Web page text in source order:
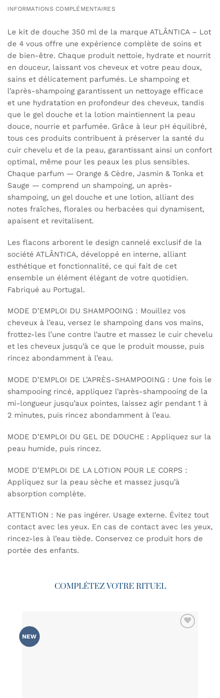
INFORMATIONS COMPLÉMENTAIRES
Le kit de douche 350 ml de la marque ATLÂNTICA – Lot
de 4 vous offre une expérience complète de soins et
de bien-être. Chaque produit nettoie, hydrate et nourrit
en douceur, laissant vos cheveux et votre peau doux,
sains et délicatement parfumés. Le shampoing et
l’après-shampoing garantissent un nettoyage efficace
et une hydratation en profondeur des cheveux, tandis
que le gel douche et la lotion maintiennent la peau
douce, nourrie et parfumée. Grâce à leur pH équilibré,
tous ces produits contribuent à préserver la santé du
cuir chevelu et de la peau, garantissant ainsi un confort
optimal, même pour les peaux les plus sensibles.
Chaque parfum — Orange & Cèdre, Jasmin & Tonka et
Sauge — comprend un shampoing, un après-
shampoing, un gel douche et une lotion, alliant des
notes fraîches, florales ou herbacées qui dynamisent,
apaisent et revitalisent.
Les flacons arborent le design cannelé exclusif de la
société ATLÂNTICA, développé en interne, alliant
esthétique et fonctionnalité, ce qui fait de cet
ensemble un élément élégant de votre quotidien.
Fabriqué au Portugal.
MODE D’EMPLOI DU SHAMPOOING : Mouillez vos
cheveux à l’eau, versez le shampoing dans vos mains,
frottez-les l’une contre l’autre et massez le cuir chevelu
et les cheveux jusqu’à ce que le produit mousse, puis
rincez abondamment à l’eau.
MODE D’EMPLOI DE L’APRÈS-SHAMPOOING : Une fois le
shampooing rincé, appliquez l’après-shampooing de la
mi-longueur jusqu’aux pointes, laissez agir pendant 1 à
2 minutes, puis rincez abondamment à l’eau.
MODE D’EMPLOI DU GEL DE DOUCHE : Appliquez sur la
peau humide, puis rincez.
MODE D’EMPLOI DE LA LOTION POUR LE CORPS :
Appliquez sur la peau sèche et massez jusqu’à
absorption complète.
ATTENTION : Ne pas ingérer. Usage externe. Évitez tout
contact avec les yeux. En cas de contact avec les yeux,
rincez-les à l’eau tiède. Conservez ce produit hors de
portée des enfants.
COMPLÉTEZ VOTRE RITUEL
NEW